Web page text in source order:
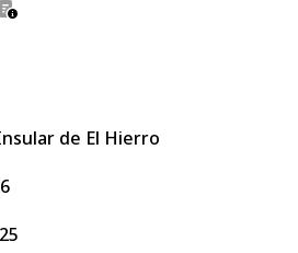
de El Hierro